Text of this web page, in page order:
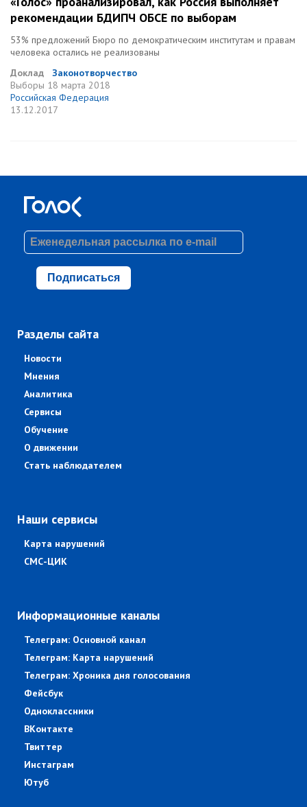
рекомендации БДИПЧ ОБСЕ по выборам
53% предложений Бюро по демократическим институтам и правам
человека остались не реализованы
Доклад
Законотворчество
Выборы 18 марта 2018
Российская Федерация
13.12.2017
Подписаться
Разделы сайта
Новости
Мнения
Аналитика
Сервисы
Обучение
О движении
Стать наблюдателем
Наши сервисы
Карта нарушений
СМС-ЦИК
Информационные каналы
Телеграм: Основной канал
Телеграм: Карта нарушений
Телеграм: Хроника дня голосования
Фейсбук
Одноклассники
ВКонтакте
Твиттер
Инстаграм
Ютуб